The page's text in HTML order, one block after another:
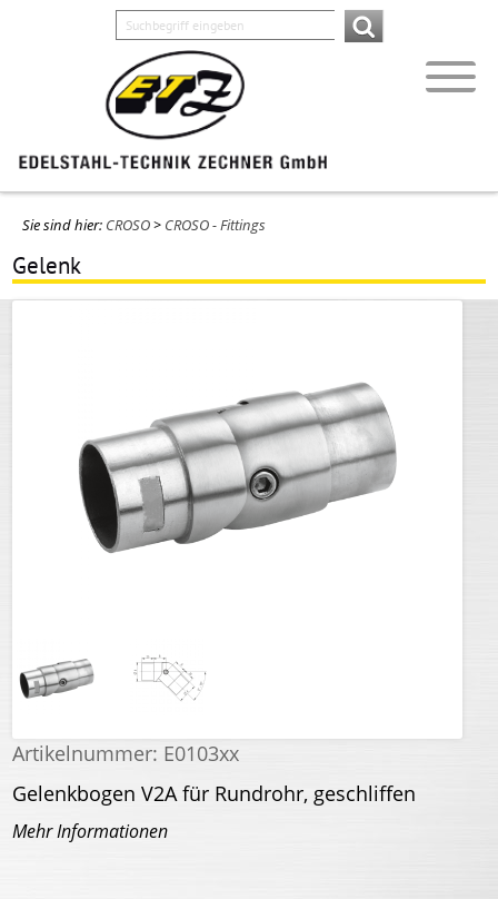
Sie sind hier: CROSO> CROSO - Fittings
Gelenk
Artikelnummer: E0103xx
Gelenkbogen V2A für Rundrohr, geschliffen
Mehr Informationen